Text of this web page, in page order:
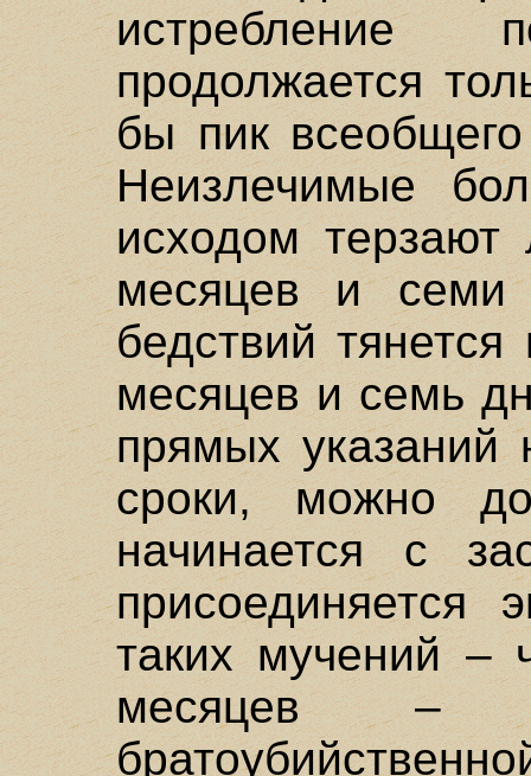
истребление
продолжается
бы пик всеобщего
Неизлечимые
исходом
месяцев и семи
бедствий
месяцев и семь
прямых указаний
сроки, можно
начинается с
присоединяется
таких мучений –
месяцев –